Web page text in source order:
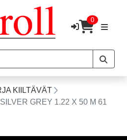
0
KIILTÄVÄT
GREY 1.22 X 50 M 61